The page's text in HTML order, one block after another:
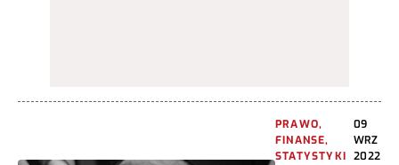
PRAWO,
FINANSE,
STATYSTYKI
09
WRZ
2022